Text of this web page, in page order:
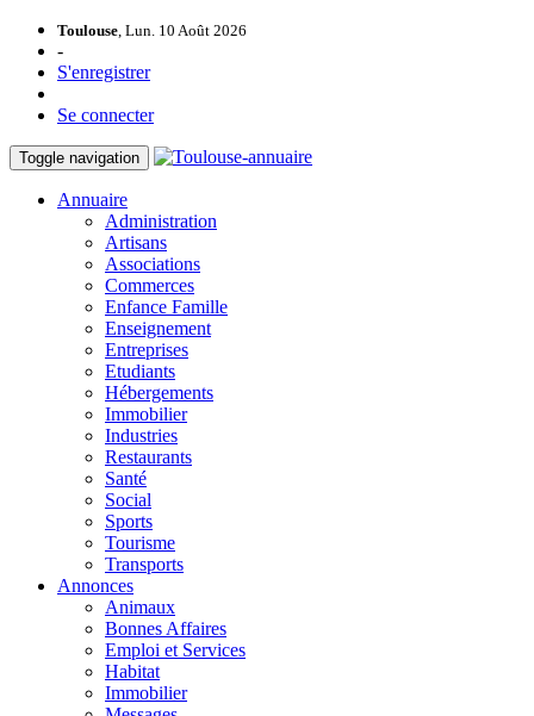
Toulouse, Lun. 10 Août 2026
-
S'enregistrer
Se connecter
Toggle navigation
Annuaire
Administration
Artisans
Associations
Commerces
Enfance Famille
Enseignement
Entreprises
Etudiants
Hébergements
Immobilier
Industries
Restaurants
Santé
Social
Sports
Tourisme
Transports
Annonces
Animaux
Bonnes Affaires
Emploi et Services
Habitat
Immobilier